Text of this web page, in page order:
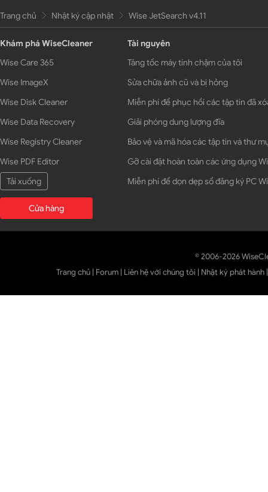
Trang chủ Nhật ký cập nhật Wise JetSearch v4.11
Khám phá WiseCleaner
Wise Care 365
Wise ImageX
Wise Disk Cleaner
Wise Data Recovery
Wise Registry Cleaner
Wise PDF Editor
Tải xuống
Cửa hàng
Tài nguyên
Tăng tốc máy tính chậm của tôi
Sửa chữa ảnh cũ và bị hỏng
Miễn phí để phục hồi các tập tin đã
Giải phóng dung lượng đĩa
Bảo vệ và mã hóa các tập tin và thư
Gỡ cài đặt hoàn toàn các ứng dụng
Miễn phí để dọn dẹp sổ đăng ký PC
© 2006-2026
Trang chủ | Forum | Liên hệ với chúng tôi | Nhật ký phát hành